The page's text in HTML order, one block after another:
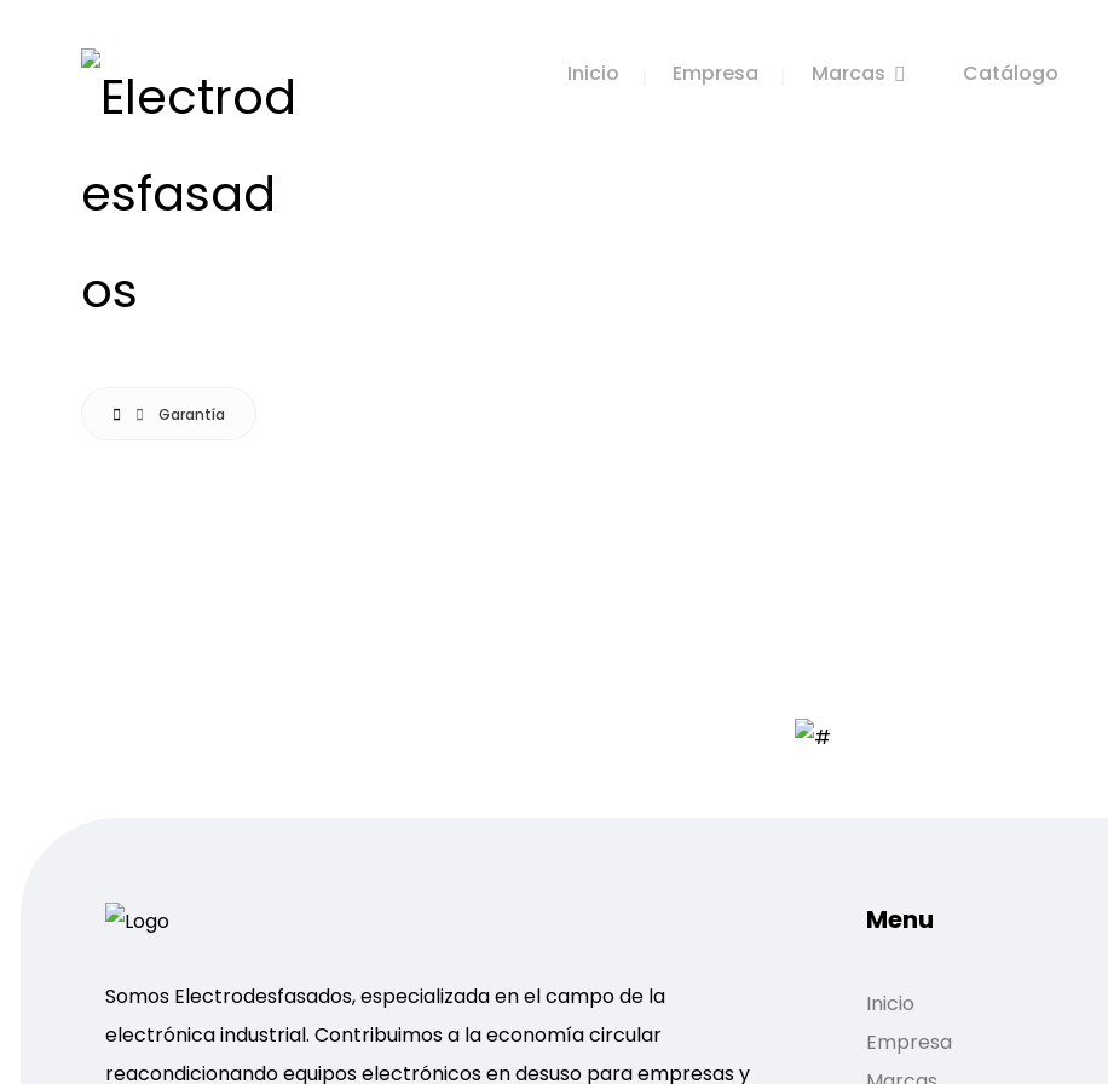
Inicio Empresa Marcas Catálogo
Garantía
Somos Electrodesfasados, especializada en el campo de la
electrónica industrial. Contribuimos a la economía circular
reacondicionando equipos electrónicos en desuso para empresas y
Menu
Inicio
Empresa